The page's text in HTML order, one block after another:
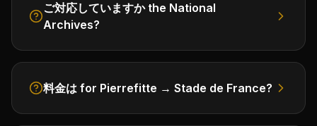
ご対応していますか the National
Archives?
料金は for Pierrefitte → Stade de France?